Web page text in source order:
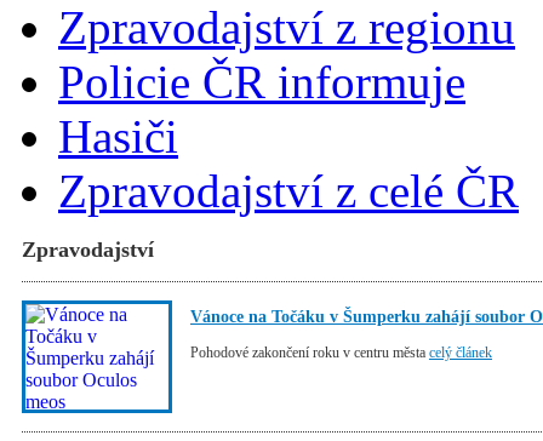
Zpravodajství z regionu
Policie ČR informuje
Hasiči
Zpravodajství z celé ČR
Zpravodajství
Vánoce na Točáku v Šumperku zahájí soubor
Pohodové zakončení roku v centru města celý článek